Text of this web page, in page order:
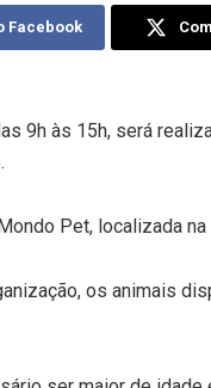
Facebook
9h às 15h, será
Pet, localizada
os animais